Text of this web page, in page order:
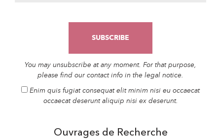
You may unsubscribe at any moment. For that purpose,
please find our contact info in the legal notice.
Enim quis fugiat consequat elit minim nisi eu occaecat
occaecat deserunt aliquip nisi ex deserunt.
Ouvrages de Recherche